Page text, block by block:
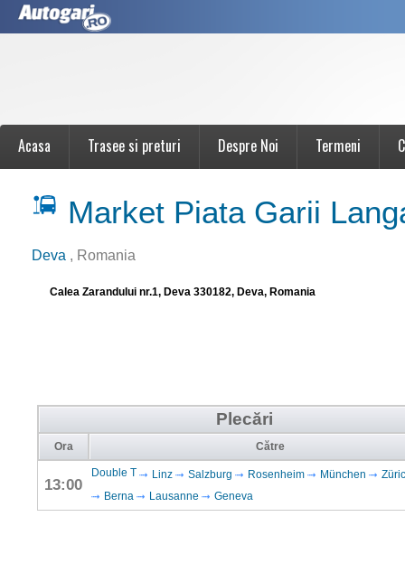
Acasa Trasee si preturi Despre Noi Termeni
Market Piata Garii
Deva , Romania
Calea Zarandului nr.1, Deva 330182, Deva, Romania
Plecări
Ora Către
13:00
Double T Linz Salzburg Rosenheim München
Berna
Lausanne Geneva